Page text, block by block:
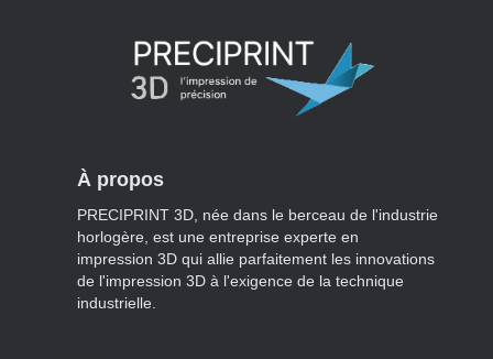
À propos
PRECIPRINT 3D, née dans le berceau de l'industrie
horlogère, est une entreprise experte en
impression 3D qui allie parfaitement les innovations
de l'impression 3D à l'exigence de la technique
industrielle.